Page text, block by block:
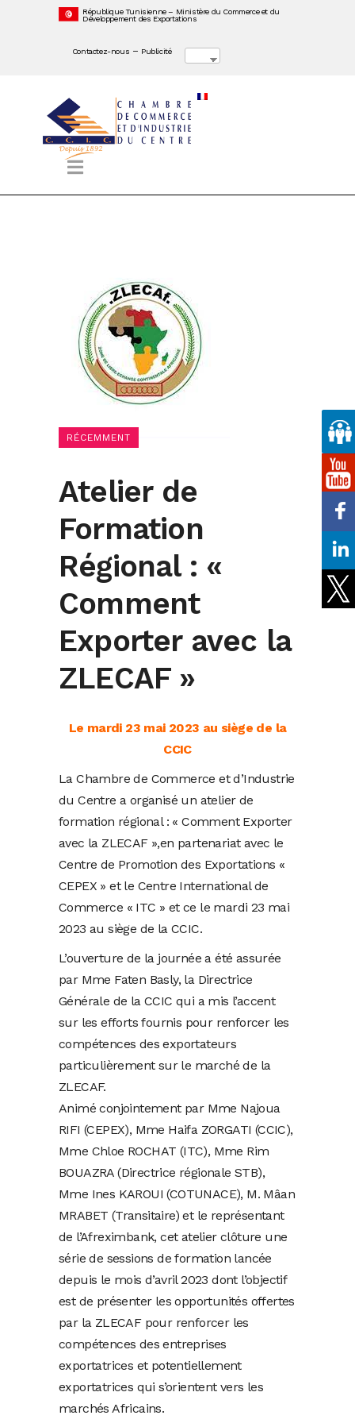
République Tunisienne – Ministère du Commerce et du
Développement des Exportations
Contactez-nous – Publicité
RÉCEMMENT
Atelier de
Formation
Régional : «
Comment
Exporter avec la
ZLECAF »
Le mardi 23 mai 2023 au siège de la
CCIC
La Chambre de Commerce et d’Industrie
du Centre a organisé un atelier de
formation régional : « Comment Exporter
avec la ZLECAF »,en partenariat avec le
Centre de Promotion des Exportations «
CEPEX » et le Centre International de
Commerce « ITC » et ce le mardi 23 mai
2023 au siège de la CCIC.
L’ouverture de la journée a été assurée
par Mme Faten Basly, la Directrice
Générale de la CCIC qui a mis l’accent
sur les efforts fournis pour renforcer les
compétences des exportateurs
particulièrement sur le marché de la
ZLECAF.
Animé conjointement par Mme Najoua
RIFI (CEPEX), Mme Haifa ZORGATI (CCIC),
Mme Chloe ROCHAT (ITC), Mme Rim
BOUAZRA (Directrice régionale STB),
Mme Ines KAROUI (COTUNACE), M. Mâan
MRABET (Transitaire) et le représentant
de l’Afreximbank, cet atelier clôture une
série de sessions de formation lancée
depuis le mois d’avril 2023 dont l’objectif
est de présenter les opportunités offertes
par la ZLECAF pour renforcer les
compétences des entreprises
exportatrices et potentiellement
exportatrices qui s’orientent vers les
marchés Africains.